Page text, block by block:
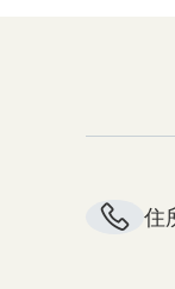
住